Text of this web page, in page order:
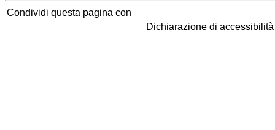
Condividi questa pagina con
Dichiarazione di